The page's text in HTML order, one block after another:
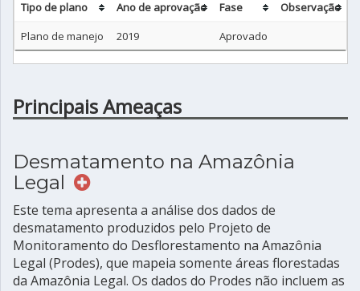
Tipo de plano Ano de aprovação Fase
Observação
Plano de manejo
2019 Aprovado
Principais Ameaças
Desmatamento na Amazônia
Legal
Este tema apresenta a análise dos dados de
desmatamento produzidos pelo Projeto de
Monitoramento do Desflorestamento na Amazônia
Legal (Prodes), que mapeia somente áreas florestadas
da Amazônia Legal. Os dados do Prodes não incluem as